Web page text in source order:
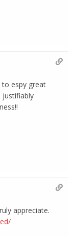
to espy great
justifiably
appreciate.